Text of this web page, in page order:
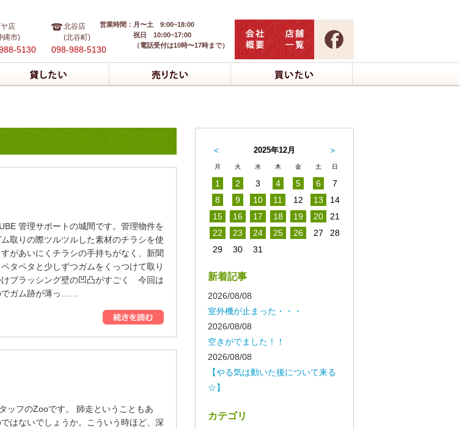
店
縄市)
5130
北谷店
(北谷町)
098-988-5130
営業時間： 月〜土 9:00~18:00
祝日 10:00~17:00
（電話受付は10時〜17時まで）
管理サポートの城間です。管理物件を
取りの際ツルツルした素材のチラシを使
があいにくチラシの手持ちがなく、新聞
タペタと少しずつガムをくっつけて取り
ブラッシング壁の凹凸がすごく 今回は
ガム跡が薄っ……
ッフのZooです。 師走ということもあ
はないでしょうか。こういう時ほど、深
2025年12月
月 火 水 木 金 土 日
1 2 3 4 5 6
7
8
9 10 11 12 13
14
15
16 17 18 19 20
21
22
23 24 25 26 27
28
29
30 31
< >
新着記事
2026/08/08
室外機が止まった・・・
2026/08/08
空きがでました！！
2026/08/08
【やる気は動いた後について来る
☆】
カテゴリ